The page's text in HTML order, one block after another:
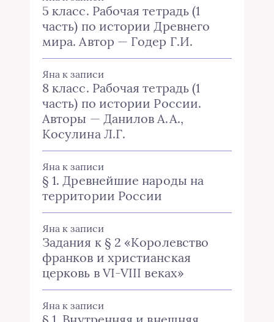
5 класс. Рабочая тетрадь (1
часть) по истории Древнего
мира. Автор — Годер Г.И.
Яна к записи
8 класс. Рабочая тетрадь (1
часть) по истории России.
Авторы — Данилов А.А.,
Косулина Л.Г.
Яна к записи
§ 1. Древнейшие народы на
территории России
Яна к записи
Задания к § 2 «Королевство
франков и христианская
церковь в VI-VIII веках»
Яна к записи